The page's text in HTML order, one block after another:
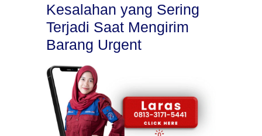
Kesalahan yang Sering
Terjadi Saat Mengirim
Barang Urgent